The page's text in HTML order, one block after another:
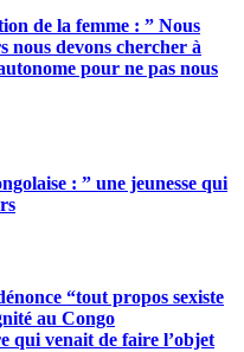
de la femme : ” Nous
nous devons chercher à
pour ne pas nous
: ” une jeunesse qui
“tout propos sexiste
au Congo
qui venait de faire l’objet